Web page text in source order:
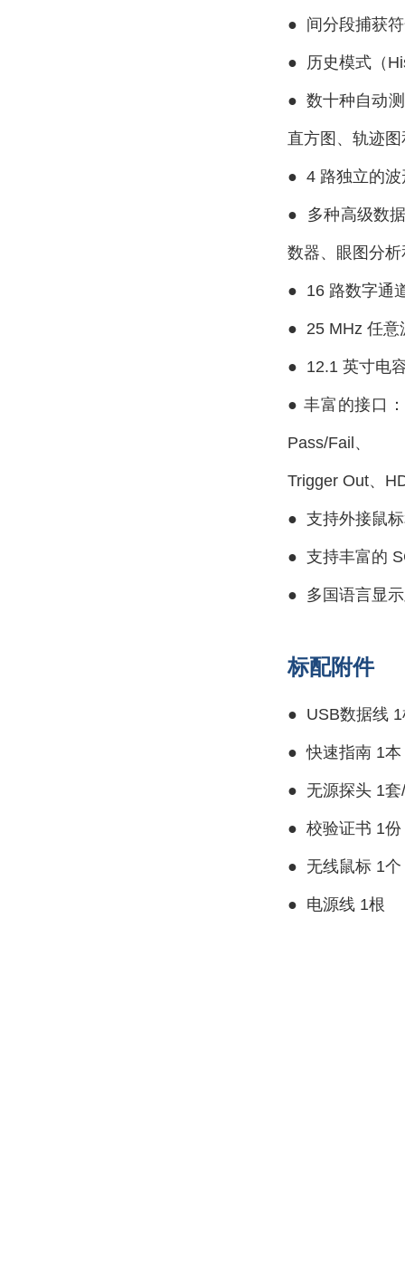
● 间分段捕获
● 历史模式（
●数十种自动
直方图、轨迹
● 4 路独立的
● 多种高级数
数器、眼图分
● 16 路数字通
● 25 MHz 任
● 12.1 英寸电
● 丰富的接口
Pass/Fail、
Trigger Out、
● 支持外接鼠
● 支持丰富的
● 多国语言显
标配附件
● USB数据线
●快速指南 1本
● 无源探头 1
● 校验证书 1份
● 无线鼠标 1个
● 电源线 1根